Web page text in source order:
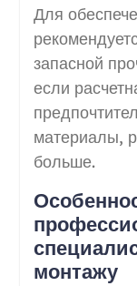
Для
запасной
если
материалы,
больше.
монтажу